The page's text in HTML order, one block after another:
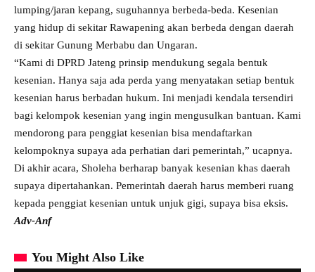
lumping/jaran kepang, suguhannya berbeda-beda. Kesenian
yang hidup di sekitar Rawapening akan berbeda dengan daerah
di sekitar Gunung Merbabu dan Ungaran.
“Kami di DPRD Jateng prinsip mendukung segala bentuk
kesenian. Hanya saja ada perda yang menyatakan setiap bentuk
kesenian harus berbadan hukum. Ini menjadi kendala tersendiri
bagi kelompok kesenian yang ingin mengusulkan bantuan. Kami
mendorong para penggiat kesenian bisa mendaftarkan
kelompoknya supaya ada perhatian dari pemerintah,” ucapnya.
Di akhir acara, Sholeha berharap banyak kesenian khas daerah
supaya dipertahankan. Pemerintah daerah harus memberi ruang
kepada penggiat kesenian untuk unjuk gigi, supaya bisa eksis.
Adv-Anf
You Might Also Like